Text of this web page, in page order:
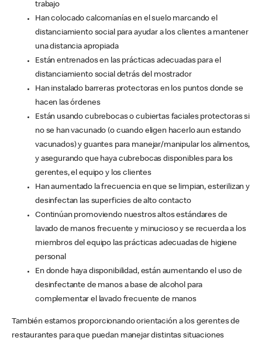
trabajo
Han colocado calcomanías en el suelo marcando el
distanciamiento social para ayudar a los clientes a mantener
una distancia apropiada
Están entrenados en las prácticas adecuadas para el
distanciamiento social detrás del mostrador
Han instalado barreras protectoras en los puntos donde se
hacen las órdenes
Están usando cubrebocas o cubiertas faciales protectoras si
no se han vacunado (o cuando eligen hacerlo aun estando
vacunados) y guantes para manejar/manipular los alimentos,
y asegurando que haya cubrebocas disponibles para los
gerentes, el equipo y los clientes
Han aumentado la frecuencia en que se limpian, esterilizan y
desinfectan las superficies de alto contacto
Continúan promoviendo nuestros altos estándares de
lavado de manos frecuente y minucioso y se recuerda a los
miembros del equipo las prácticas adecuadas de higiene
personal
En donde haya disponibilidad, están aumentando el uso de
desinfectante de manos a base de alcohol para
complementar el lavado frecuente de manos
También estamos proporcionando orientación a los gerentes de
restaurantes para que puedan manejar distintas situaciones